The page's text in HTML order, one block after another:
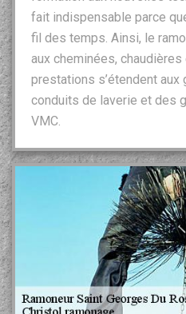
fait indispensable parce
fil des temps. Ainsi, le
aux cheminées,
prestations s’étendent aux
conduits de laverie et des
VMC.